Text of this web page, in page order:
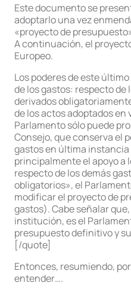
Este documento se
adoptarlo una vez
«proyecto de
A continuación, el
Europeo.
Los poderes de este
de los gastos: respecto
derivados
de los actos adoptados en
Parlamento sólo puede
Consejo, que conserva el
gastos en última instancia
principalmente el apoyo a
respecto de los demás
obligatorios», el
modificar el proyecto de
gastos). Cabe señalar
institución, es el
presupuesto definitivo y
[/quote]
Entonces, resumiendo,
entender….